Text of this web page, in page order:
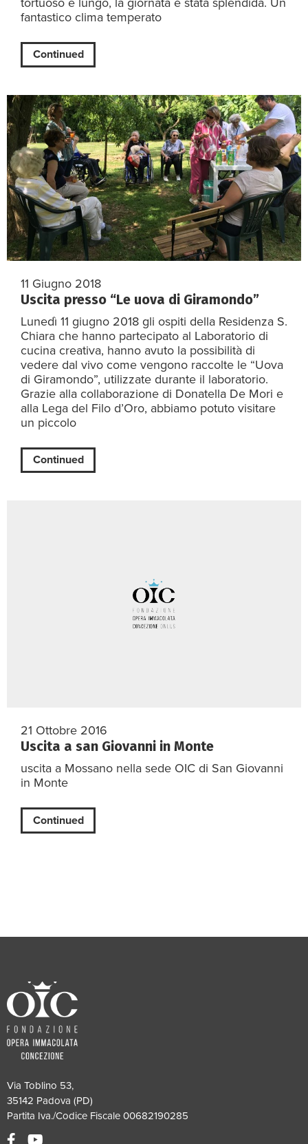
fantastico clima temperato
Continued
11 Giugno 2018
Uscita presso “Le uova di Giramondo”
Lunedì 11 giugno 2018 gli ospiti della Residenza S.
Chiara che hanno partecipato al Laboratorio di
cucina creativa, hanno avuto la possibilità di
vedere dal vivo come vengono raccolte le “Uova
di Giramondo”, utilizzate durante il laboratorio.
Grazie alla collaborazione di Donatella De Mori e
alla Lega del Filo d’Oro, abbiamo potuto visitare
un piccolo
Continued
21 Ottobre 2016
Uscita a san Giovanni in Monte
uscita a Mossano nella sede OIC di San Giovanni
in Monte
Continued
Via Toblino 53,
35142 Padova (PD)
Partita Iva./Codice Fiscale 00682190285